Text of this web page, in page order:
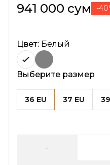
941 000 сум -
Цвет: Белый
Выберите размер
36 EU 37 EU
-